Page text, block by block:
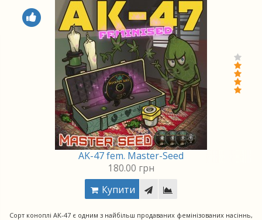
AK-47 fem. Master-Seed
180.00 грн
Купити
Сорт коноплі AK-47 є одним з найбільш продаваних фемінізованих насіннь,